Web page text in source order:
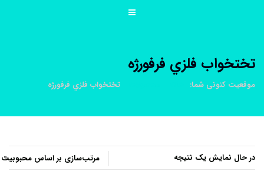
تختخواب فلزي فرفورژه
موقعیت کنونی شما: تختخواب فلزي فرفورژه
در حال نمایش یک نتیجه